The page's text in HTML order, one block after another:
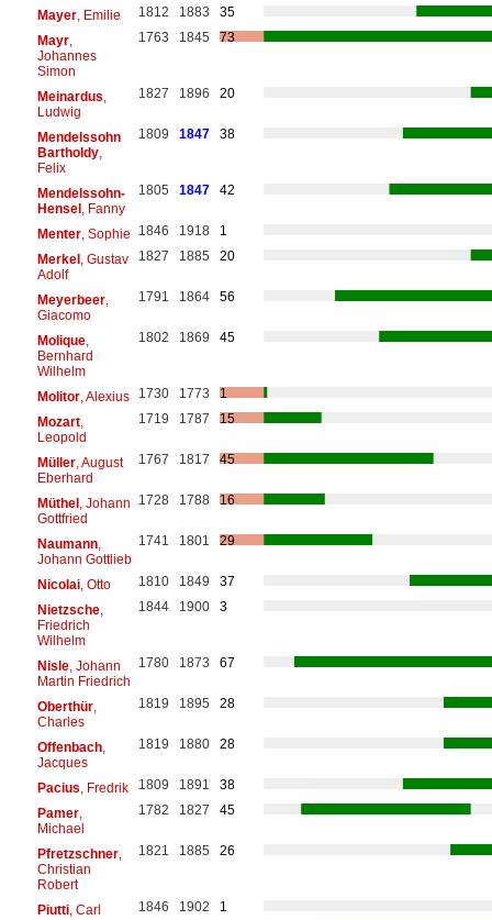
Mayer, Emilie 1812 1883
35
Mayr,
Johannes
Simon
1763 1845 73
Meinardus
Ludwig
1827 1896 20
Mendelssohn
Bartholdy,
Felix
1809 1847 38
Mendelssohn-
Hensel, Fanny
1805 1847 42
Menter, Sophie 1846 1918
1
Merkel, Gustav
Adolf
1827 1885 20
Meyerbeer,
Giacomo
1791 1864 56
Molique,
Bernhard
Wilhelm
1802 1869 45
Molitor, Alexius 1730 1773
1
Mozart,
Leopold
1719 1787 15
Müller, August
Eberhard
1767 1817 45
Müthel, Johann
Gottfried
1728 1788 16
Naumann,
Johann Gottlieb
1741 1801 29
Nicolai, Otto 1810 1849
37
Nietzsche,
Friedrich
Wilhelm
1844 1900 3
Nisle, Johann
Martin Friedrich
1780 1873 67
Oberthür,
Charles
1819 1895 28
Offenbach,
Jacques
1819 1880 28
Pacius , Fredrik 1809 1891
38
Pamer,
Michael
1782 1827 45
Pfretzschner,
Christian
Robert
1821 1885 26
Piutti, Carl 1846 1902
1